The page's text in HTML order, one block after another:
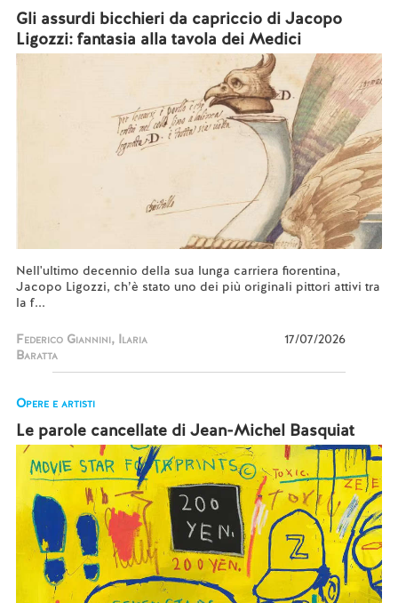
Gli assurdi bicchieri da capriccio di Jacopo
Ligozzi: fantasia alla tavola dei Medici
Nell'ultimo decennio della sua lunga carriera fiorentina,
Jacopo Ligozzi, ch’è stato uno dei più originali pittori attivi tra
la f...
Federico Giannini, Ilaria
Baratta
17/07/2026
Opere e artisti
Le parole cancellate di Jean-Michel Basquiat